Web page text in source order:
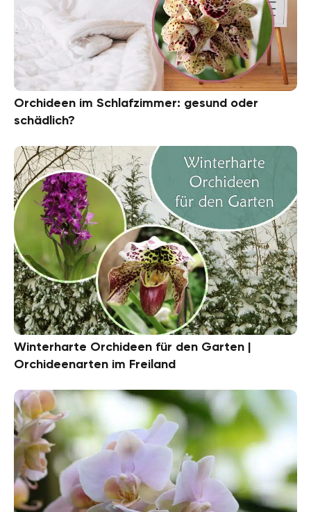
Orchideen im Schlafzimmer: gesund oder
schädlich?
Winterharte Orchideen für den Garten |
Orchideenarten im Freiland